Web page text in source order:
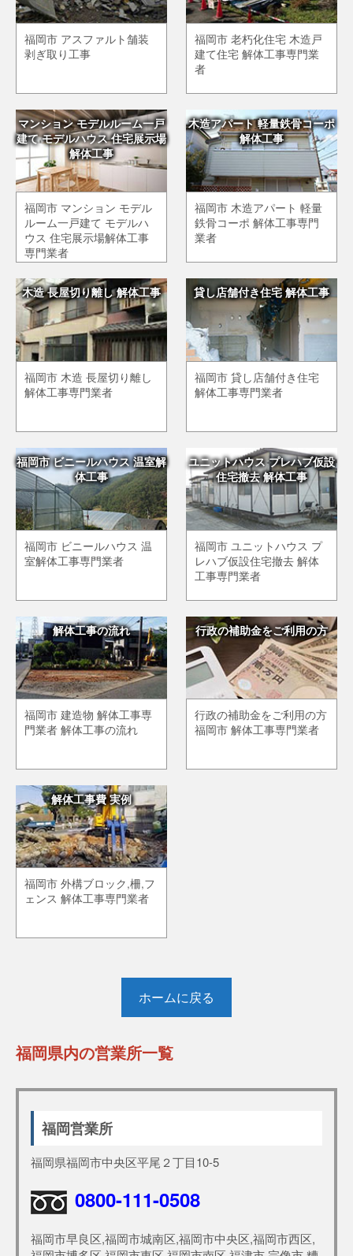
福岡市 アスファルト舗装
剥ぎ取り工事
福岡市 老朽化住宅 木造戸
建て住宅 解体工事専門業
者
マンション モデルルーム一戸
建て モデルハウス 住宅展示場
解体工事
福岡市 マンション モデル
ルーム一戸建て モデルハ
ウス 住宅展示場解体工事
専門業者
木造アパート 軽量鉄骨コーポ
解体工事
福岡市 木造アパート 軽量
鉄骨コーポ 解体工事専門
業者
木造 長屋切り離し 解体工事
福岡市 木造 長屋切り離し
解体工事専門業者
貸し店舗付き住宅 解体工事
福岡市 貸し店舗付き住宅
解体工事専門業者
福岡市 ビニールハウス 温室解
体工事
福岡市 ビニールハウス 温
室解体工事専門業者
ユニットハウス プレハブ仮設
住宅撤去 解体工事
福岡市 ユニットハウス プ
レハブ仮設住宅撤去 解体
工事専門業者
解体工事の流れ
福岡市 建造物 解体工事専
門業者 解体工事の流れ
行政の補助金をご利用の方
行政の補助金をご利用の方
福岡市 解体工事専門業者
解体工事費 実例
福岡市 外構ブロック,柵,フ
ェンス 解体工事専門業者
ホームに戻る
福岡県内の営業所一覧
福岡営業所
福岡県福岡市中央区平尾２丁目10-5
0800-111-0508
福岡市早良区,福岡市城南区,福岡市中央区,福岡市西区,